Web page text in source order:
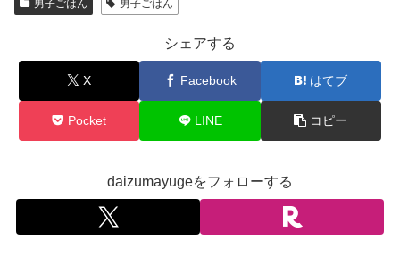
男子ごはん 男子ごはん
シェアする
X Facebook はてブ
Pocket LINE コピー
daizumayugeをフォローする